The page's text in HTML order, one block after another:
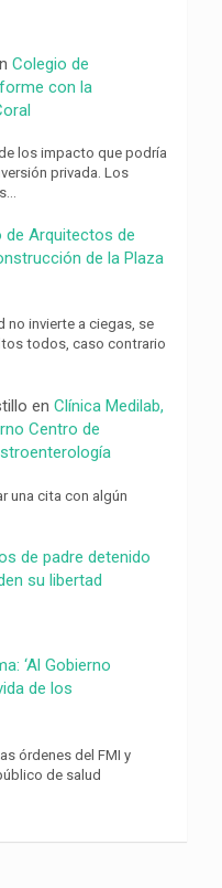
Colegio de
con la
los impacto que podría
privada. Los
de Arquitectos de
de la Plaza
no invierte a ciegas, se
todos, caso contrario
enClínica Medilab,
Centro de
una cita con algún
de padre detenido
su libertad
‘Al Gobierno
de los
órdenes del FMI y
de salud